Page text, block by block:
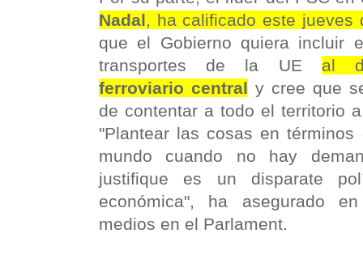
Nadal, ha calificado este jueves
que el Gobierno quiera incluir
transportes de la UE al
ferroviario central y cree que
de contentar a todo el territorio
"Plantear las cosas en
mundo cuando no hay
justifique es un disparate
económica", ha asegurado
medios en el Parlament.